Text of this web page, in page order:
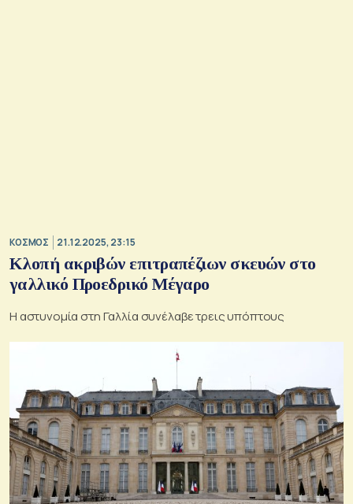
ΚΟΣΜΟΣ 21.12.2025, 23:15
Κλοπή ακριβών επιτραπέζιων σκευών στο
γαλλικό Προεδρικό Μέγαρο
Η αστυνομία στη Γαλλία συνέλαβε τρεις υπόπτους